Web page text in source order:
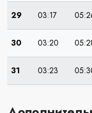
29 03:17
30 03:20
31 03:23